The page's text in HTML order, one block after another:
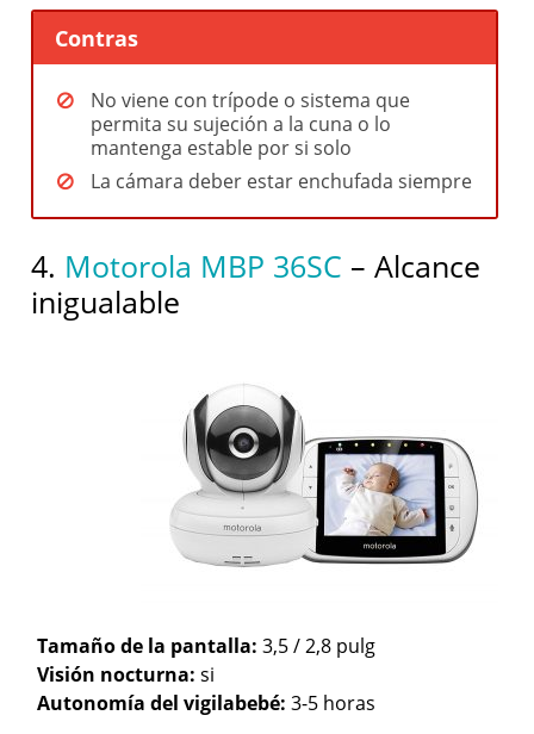
Contras
No viene con trípode o sistema que
permita su sujeción a la cuna o lo
mantenga estable por si solo
La cámara deber estar enchufada siempre
4. Motorola MBP 36SC – Alcance
inigualable
Tamaño de la pantalla:3,5 / 2,8 pulg
Visión nocturna:si
Autonomía del vigilabebé: 3-5 horas